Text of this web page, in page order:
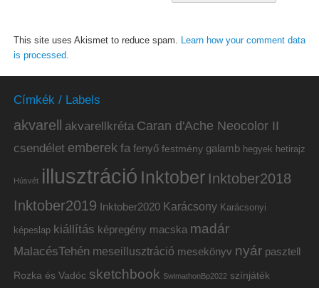
This site uses Akismet to reduce spam.
Learn how your comment data
is processed.
Címkék / Labels
akvarell akvarellkréta Caran d'Ache Neocolor II
csendélet emberek fa fenyő festmény galamb hegyek hetirajz
Húsvét illusztráció Inktober Inktober2018
Inktober2019 Inktober2020 Karácsony Karácsonyi
képeslap kiállítás képregény macska madár
MalacésTehén meseillusztráció mesekönyv nyár pasztell
Rozka és Vadóc sketchbook SwimathonBp2022 színjáték